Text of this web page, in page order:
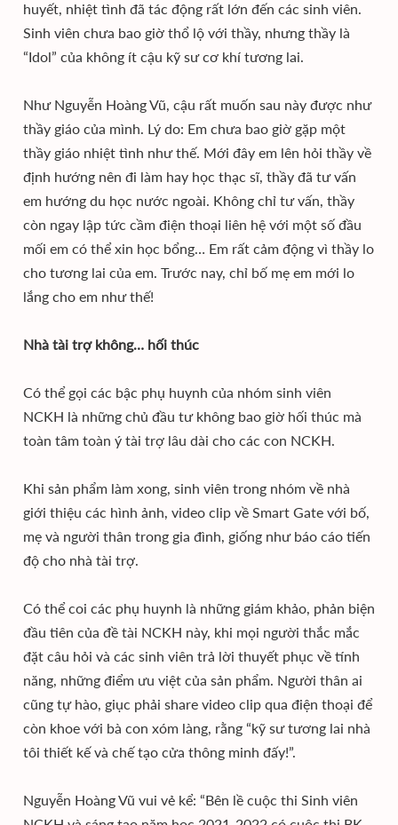
huyết, nhiệt tình đã tác động rất lớn đến các sinh viên.
Sinh viên chưa bao giờ thổ lộ với thầy, nhưng thầy là
“Idol” của không ít cậu kỹ sư cơ khí tương lai.
Như Nguyễn Hoàng Vũ, cậu rất muốn sau này được như
thầy giáo của mình. Lý do: Em chưa bao giờ gặp một
thầy giáo nhiệt tình như thế. Mới đây em lên hỏi thầy về
định hướng nên đi làm hay học thạc sĩ, thầy đã tư vấn
em hướng du học nước ngoài. Không chỉ tư vấn, thầy
còn ngay lập tức cầm điện thoại liên hệ với một số đầu
mối em có thể xin học bổng… Em rất cảm động vì thầy lo
cho tương lai của em. Trước nay, chỉ bố mẹ em mới lo
lắng cho em như thế!
Nhà tài trợ không… hối thúc
Có thể gọi các bậc phụ huynh của nhóm sinh viên
NCKH là những chủ đầu tư không bao giờ hối thúc mà
toàn tâm toàn ý tài trợ lâu dài cho các con NCKH.
Khi sản phẩm làm xong, sinh viên trong nhóm về nhà
giới thiệu các hình ảnh, video clip về Smart Gate với bố,
mẹ và người thân trong gia đình, giống như báo cáo tiến
độ cho nhà tài trợ.
Có thể coi các phụ huynh là những giám khảo, phản biện
đầu tiên của đề tài NCKH này, khi mọi người thắc mắc
đặt câu hỏi và các sinh viên trả lời thuyết phục về tính
năng, những điểm ưu việt của sản phẩm. Người thân ai
cũng tự hào, giục phải share video clip qua điện thoại để
còn khoe với bà con xóm làng, rằng “kỹ sư tương lai nhà
tôi thiết kế và chế tạo cửa thông minh đấy!”.
Nguyễn Hoàng Vũ vui vẻ kể: “Bên lề cuộc thi Sinh viên